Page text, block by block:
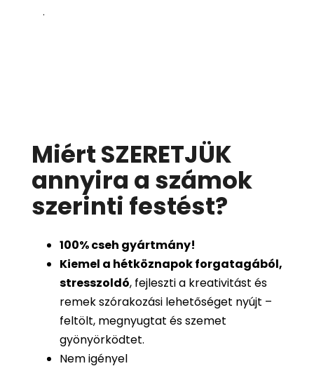
.
Miért SZERETJÜK
annyira a számok
szerinti festést?
100%cseh gyártmány!
Kiemel a hétköznapok forgatagából,
stresszoldó, fejleszti a kreativitást és
remek szórakozási lehetőséget nyújt –
feltölt, megnyugtat és szemet
gyönyörködtet.
Nem igényel